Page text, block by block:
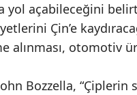
yol açabileceğini
Çin’e
alınması, otomotiv
Bozzella, “Çiplerin